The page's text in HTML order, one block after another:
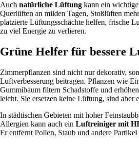
Auch natürliche Lüftung kann ein
Querlüften an milden Tagen, Stoßlüften
platzierte Lüftungsschächte helfen, frische
zu viel Energie zu verlieren.
Grüne Helfer für bessere
Zimmerpflanzen sind nicht nur dekorativ,
Luftverbesserung beitragen. Pflanzen wie
Gummibaum filtern Schadstoffe und
leicht. Sie ersetzen keine Lüftung, sind aber
In städtischen Gebieten mit hoher
Allergien kann auch ein Luftreiniger mit
Er entfernt Pollen, Staub und andere